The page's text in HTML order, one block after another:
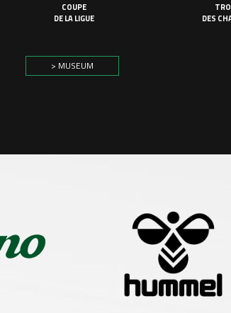
COUPE
DE LA LIGUE
DES
> MUSEUM